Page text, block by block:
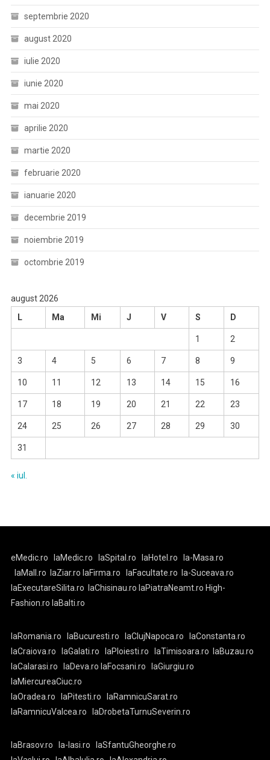
septembrie 2020
august 2020
iulie 2020
iunie 2020
mai 2020
aprilie 2020
martie 2020
februarie 2020
ianuarie 2020
decembrie 2019
noiembrie 2019
octombrie 2019
august 2026
L
Ma Mi J V S D
1 2
3 4 5 6 7 8 9
10 11 12 13 14 15 16
17 18 19 20 21 22 23
24 25 26 27 28 29 30
31
« iul.
eMedic.ro laMedic.ro laSpital.ro laHotel.ro
la-Masa.ro
laMall.ro
laZiar.ro laFirma.ro laFacultate.ro
la-Suceava.ro
laExecutareSilita.ro
laChisinau.ro laPiatraNeamt.ro High-
Fashion.ro laBalti.ro
laRomania.ro laBucuresti.ro laClujNapoca.ro
laConstanta.ro
laCraiova.ro
laGalati.ro laPloiesti.ro laTimisoara.ro
laBuzau.ro
laCalarasi.ro
laDeva.ro laFocsani.ro
laGiurgiu.ro
laMiercureaCiuc.ro
laOradea.ro
laPitesti.ro
laRamnicuSarat.ro
laRamnicuValcea.ro
laDrobetaTurnuSeverin.ro
laBrasov.ro la-Iasi.ro
laSfantuGheorghe.ro